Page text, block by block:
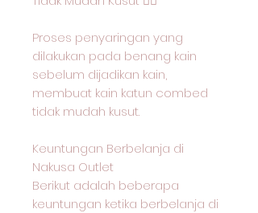
Proses penyaringan yang
dilakukan pada benang kain
sebelum dijadikan kain,
membuat kain katun combed
tidak mudah kusut.
Keuntungan Berbelanja di
Nakusa Outlet
Berikut adalah beberapa
keuntungan ketika berbelanja di